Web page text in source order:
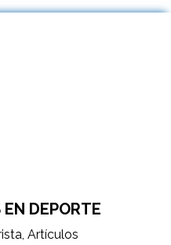
DEPORTE
Artículos